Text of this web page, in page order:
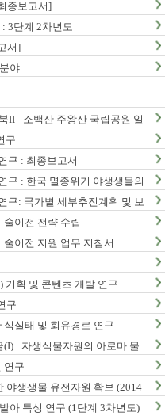
종보고서]
3단계 2차년도
서]
야
II - 소백산 주왕산 국립공원 일
원 일대)
구
구 : 최종보고서
구 : 한국 멸종위기 야생생물의
구: 국가별 세부추진계획 및 보
이전 전략 수립
이전 지원 업무 지침서
기획 및 콘텐츠 개발 연구
구
실태 및 회유경로 연구
: 자생식물자원의 아로마 물
연구
야생생물 유전자원 확보 (2014
아 특성 연구 (1단계 3차년도)